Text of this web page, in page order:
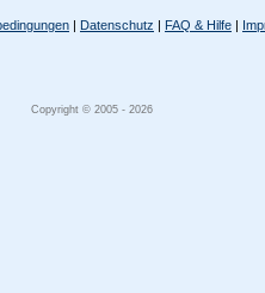
| Datenschutz | FAQ & Hilfe |
Copyright © 2005 - 2026